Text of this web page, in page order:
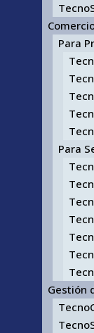
Para
Para
Gestión